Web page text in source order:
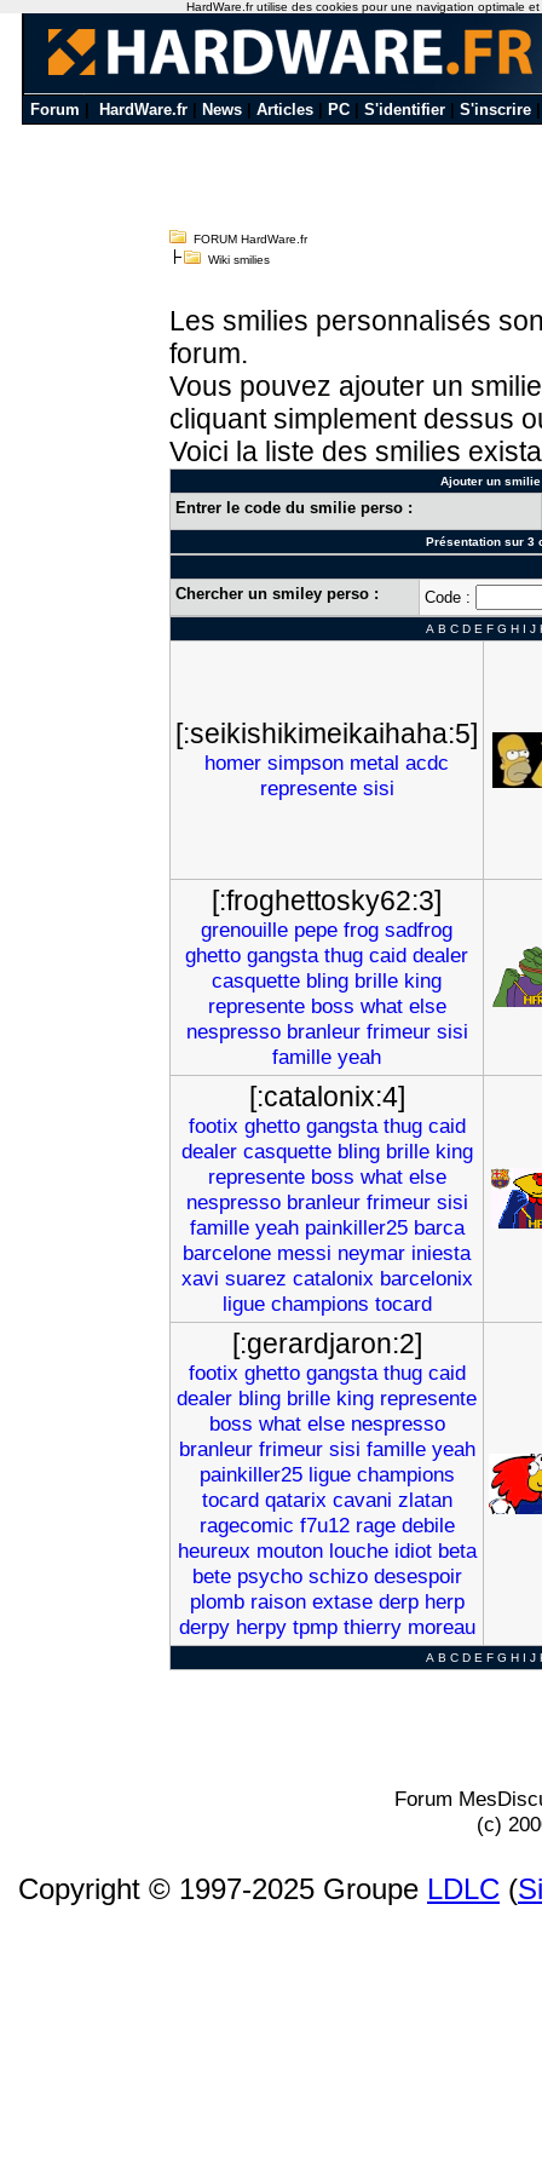
Forum HardWare.fr News Articles PC S'identifier S'inscrire
FORUM HardWare.fr
Wiki smilies
Les smilies personnalisés
forum.
Vous pouvez ajouter un
cliquant simplement dessus
Voici la liste des smilies
Ajouter un
Entrer le code du smilie perso :
Présentation sur 3
Chercher un smiley perso : Code :
A B C D E F G H I J
[:seikishikimeikaihaha:5]
homer simpson metal acdc
represente sisi
[:froghettosky62:3]
grenouille pepe frog sadfrog
ghetto gangsta thug caid dealer
casquette bling brille king
represente boss what else
nespresso branleur frimeur sisi
famille yeah
[:catalonix:4]
footix ghetto gangsta thug caid
dealer casquette bling brille king
represente boss what else
nespresso branleur frimeur sisi
famille yeah painkiller25 barca
barcelone messi neymar iniesta
xavi suarez catalonix barcelonix
ligue champions tocard
[:gerardjaron:2]
footix ghetto gangsta thug caid
dealer bling brille king represente
boss what else nespresso
branleur frimeur sisi famille yeah
painkiller25 ligue champions
tocard qatarix cavani zlatan
ragecomic f7u12 rage debile
heureux mouton louche idiot beta
bete psycho schizo desespoir
plomb raison extase derp herp
derpy herpy tpmp thierry moreau
A B C D E F G H I J
Forum
(c)
Copyright © 1997-2025 Groupe LDLC (
HardWare.fr utilise des cookies pour une navigation optimale